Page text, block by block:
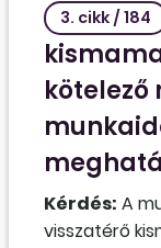
munkaidő-
a munkaidő-
pótlékok és
szabályaira?
3. cikk / 184
kötelező
Kérdés: A
visszatérő